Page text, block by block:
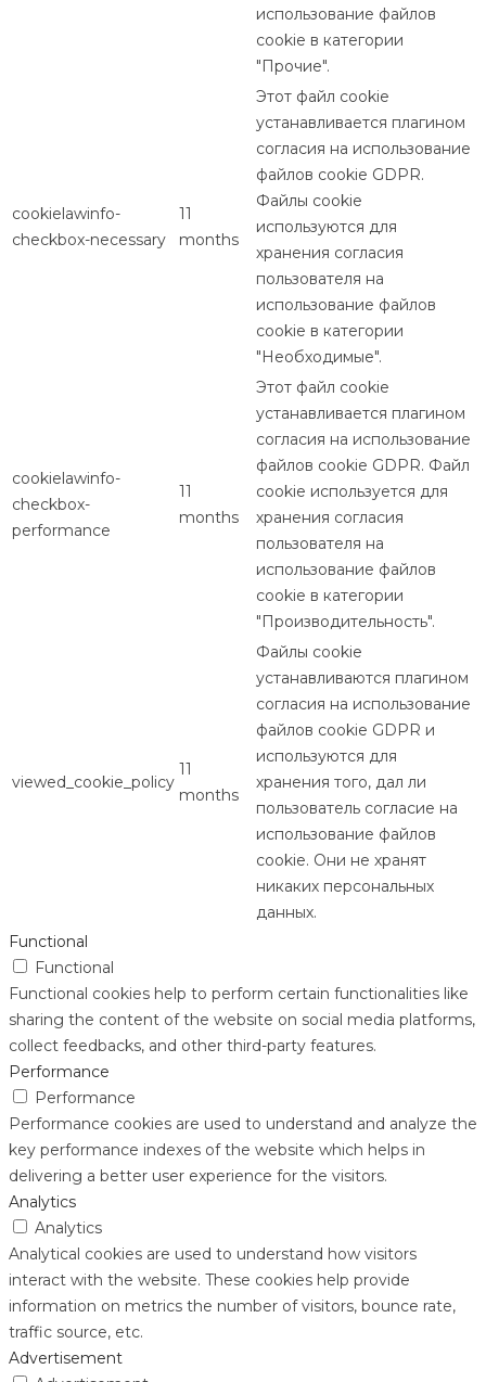
использование файлов
cookie в категории
"Прочие".
cookielawinfo-
checkbox-necessary
11
months
Этот файл cookie
устанавливается плагином
согласия на использование
файлов cookie GDPR.
Файлы cookie
используются для
хранения согласия
пользователя на
использование файлов
cookie в категории
"Необходимые".
cookielawinfo-
checkbox-
performance
11
months
Этот файл cookie
устанавливается плагином
согласия на использование
файлов cookie GDPR. Файл
cookie используется для
хранения согласия
пользователя на
использование файлов
cookie в категории
"Производительность".
viewed_cookie_policy
11
months
Файлы cookie
устанавливаются плагином
согласия на использование
файлов cookie GDPR и
используются для
хранения того, дал ли
пользователь согласие на
использование файлов
cookie. Они не хранят
никаких персональных
данных.
Functional
Functional
Functional cookies help to perform certain functionalities like
sharing the content of the website on social media platforms,
collect feedbacks, and other third-party features.
Performance
Performance
Performance cookies are used to understand and analyze the
key performance indexes of the website which helps in
delivering a better user experience for the visitors.
Analytics
Analytics
Analytical cookies are used to understand how visitors
interact with the website. These cookies help provide
information on metrics the number of visitors, bounce rate,
traffic source, etc.
Advertisement